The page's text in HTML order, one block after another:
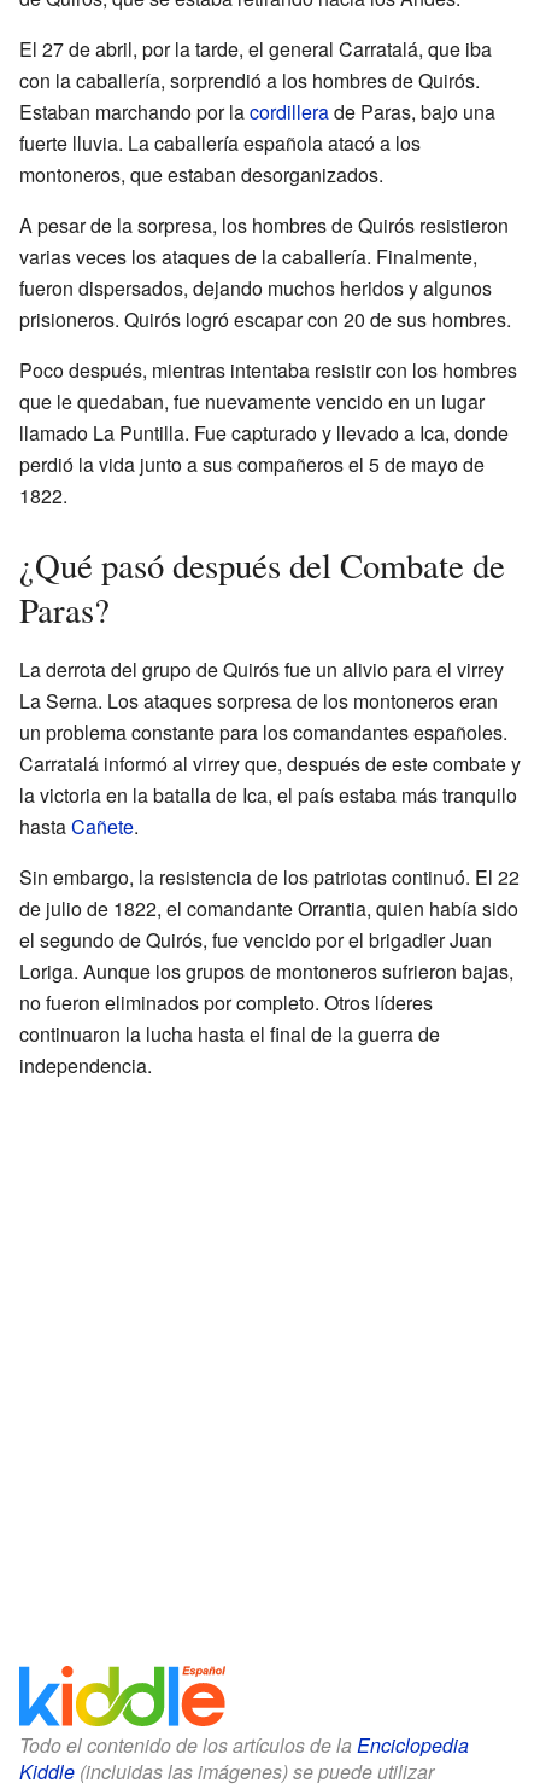
El 27 de abril, por la tarde, el general Carratalá, que iba
con la caballería, sorprendió a los hombres de Quirós.
Estaban marchando por lacordillerade Paras, bajo una
fuerte lluvia. La caballería española atacó a los
montoneros, que estaban desorganizados.
A pesar de la sorpresa, los hombres de Quirós resistieron
varias veces los ataques de la caballería. Finalmente,
fueron dispersados, dejando muchos heridos y algunos
prisioneros. Quirós logró escapar con 20 de sus hombres.
Poco después, mientras intentaba resistir con los hombres
que le quedaban, fue nuevamente vencido en un lugar
llamado La Puntilla. Fue capturado y llevado a Ica, donde
perdió la vida junto a sus compañeros el 5 de mayo de
1822.
¿Qué pasó después del Combate de
Paras?
La derrota del grupo de Quirós fue un alivio para el virrey
La Serna. Los ataques sorpresa de los montoneros eran
un problema constante para los comandantes españoles.
Carratalá informó al virrey que, después de este combate y
la victoria en la batalla de Ica, el país estaba más tranquilo
hastaCañete.
Sin embargo, la resistencia de los patriotas continuó. El 22
de julio de 1822, el comandante Orrantia, quien había sido
el segundo de Quirós, fue vencido por el brigadier Juan
Loriga. Aunque los grupos de montoneros sufrieron bajas,
no fueron eliminados por completo. Otros líderes
continuaron la lucha hasta el final de la guerra de
independencia.
Todo el contenido de los artículos de la Enciclopedia
Kiddle (incluidas las imágenes) se puede utilizar